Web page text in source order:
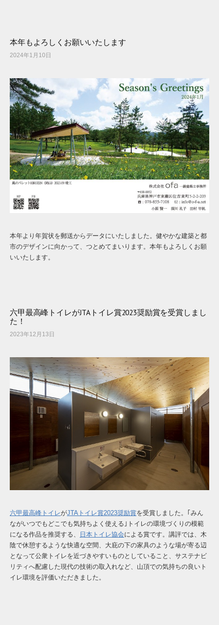
本年もよろしくお願いいたします
2024年1月10日
本年より年賀状を郵送からデータにいたしました。健やかな建築と都
市のデザインに向かって、つとめてまいります。本年もよろしくお願
いいたします。
六甲最高峰トイレがJTAトイレ賞2023奨励賞を受賞しまし
た！
2023年12月13日
六甲最高峰トイレがJTAトイレ賞2023奨励賞を受賞しました。｢みん
ながいつでもどこでも気持ちよく使える｣トイレの環境づくりの模範
になる作品を推奨する、
日本トイレ協会による賞です。講評では、木
陰で休憩するような快適な空間、大庇の下の家具のような場が寄る辺
となって公衆トイレを近づきやすいものとしていること、サステナビ
リティへ配慮した現代の技術の取入れなど、山頂での気持ちの良いト
イレ環境を評価いただきました。